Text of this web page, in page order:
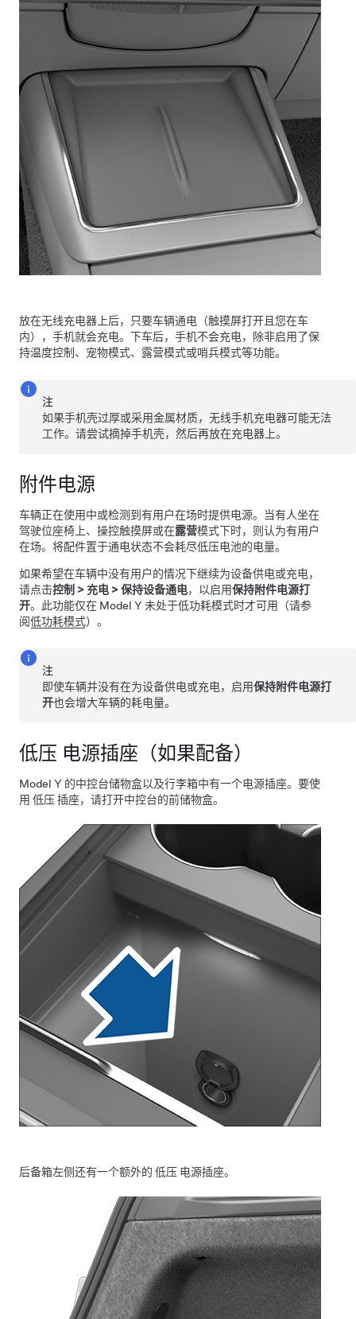
放在无线充电器上后，只要车辆通电（触摸屏打开且您在车
内），手机就会充电。下车后，手机不会充电，
除非启用了保
持温度控制、 宠物模式、露营模式或哨兵模式等功能。
注
如果手机壳过厚或采用金属材质，无线手机充电器可能无法
工作。请尝试摘掉手机壳，然后再放在充电器上。
附件电源
车辆正在使用中或检测到有用户在场时提供电源。当有人坐在
驾驶位座椅上、操控触摸屏或在露营模式下时，则认为有用户
在场。将配件置于通电状态不会耗尽低压电池的电量。
如果希望在车辆中没有用户的情况下继续为设备供电或充电，
请点击控制 > 充电 > 保持设备通电，以启用保持附件电源打
开。此功能仅在 Model Y 未处于低功耗模式时才可用（请参
阅低功耗模式）。
注
即使车辆并没有在为设备供电或充电，启用保持附件电源打
开也会增大车辆的耗电量。
低压 电源插座 （如果配备）
Model Y 的中控台储物盒以及行李箱中有一个电源插座。要使
用 低压插座，请打开中控台的前储物盒。
后备箱左侧还有一个额外的 低压 电源插座。